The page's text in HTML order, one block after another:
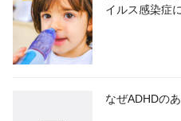
イルス感染症
なぜADHDの